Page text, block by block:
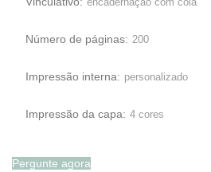
Número de páginas: 200
Impressão interna: personalizado
Impressão da capa: 4 cores
Pergunte agora